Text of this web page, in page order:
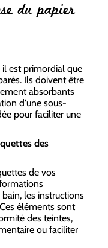
du papier
est primordial que
Ils doivent être
absorbants
d'une sous-
pour faciliter une
des
de vos
les instructions
éléments sont
des teintes,
ou faciliter